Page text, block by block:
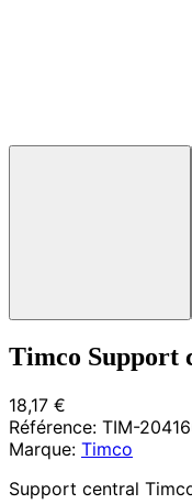
Timco Support
18,17 €
Référence: TIM-
Marque: Timco
Support central